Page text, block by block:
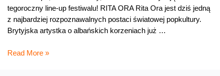
tegoroczny line-up festiwalu! RITA ORA Rita Ora jest dziś jedną
z najbardziej rozpoznawalnych postaci światowej popkultury.
Brytyjska artystka o albańskich korzeniach już …
Znamy
Read More »